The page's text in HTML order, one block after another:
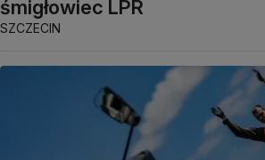
śmigłowiec LPR
SZCZECIN